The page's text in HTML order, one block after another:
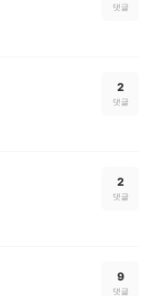
댓글
2
댓글
2
댓글
9
댓글